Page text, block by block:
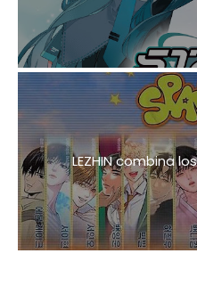
LEZHIN combina